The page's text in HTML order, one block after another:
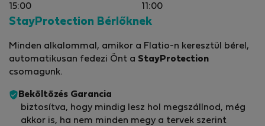
15:00 11:00
StayProtection Bérlőknek
Minden alkalommal, amikor a Flatio-n keresztül bérel,
automatikusan fedezi Önt a StayProtection
csomagunk.
Beköltözés Garancia
biztosítva, hogy mindig lesz hol megszállnod, még
akkor is, ha nem minden megy a tervek szerint